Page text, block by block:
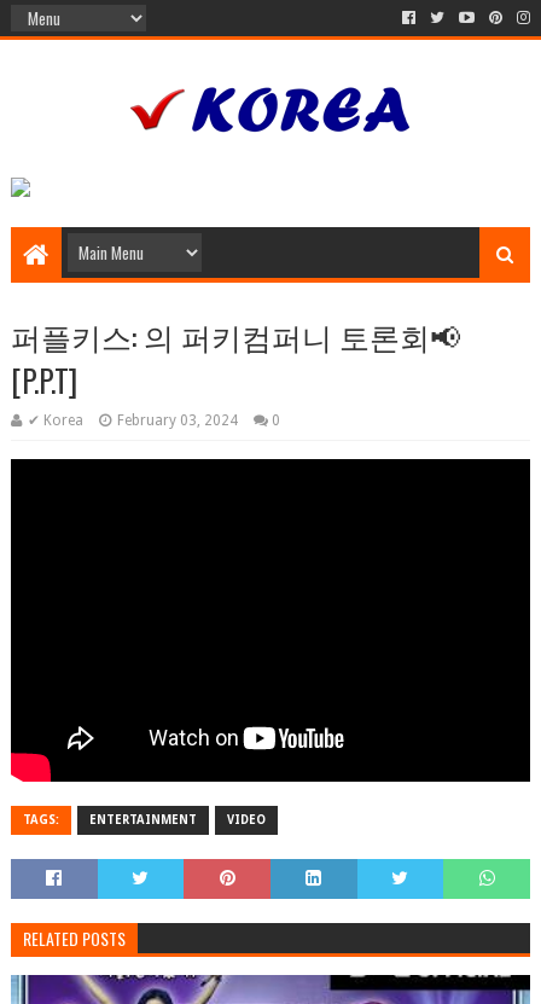
퍼플키스: 의 퍼키컴퍼니 토론회📢
[P.P.T]
✔ Korea February 03, 2024 0
TAGS: ENTERTAINMENT VIDEO
RELATED POSTS